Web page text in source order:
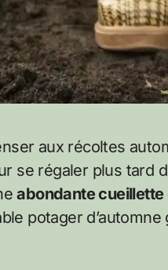
se régaler plus tard
abondante
potager